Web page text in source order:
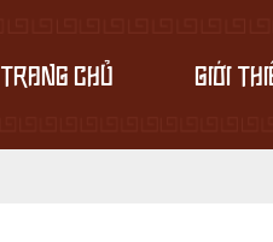
TRANG CHỦ GIỚI